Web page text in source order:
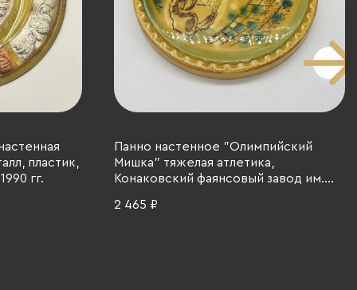
пластик,
гг.
Панно настенное "Олимпийский
Мишка" тяжелая атлетика,
Конаковский фаянсовый завод им.
деколь, СССР, 1980 г.
2 465 ₽